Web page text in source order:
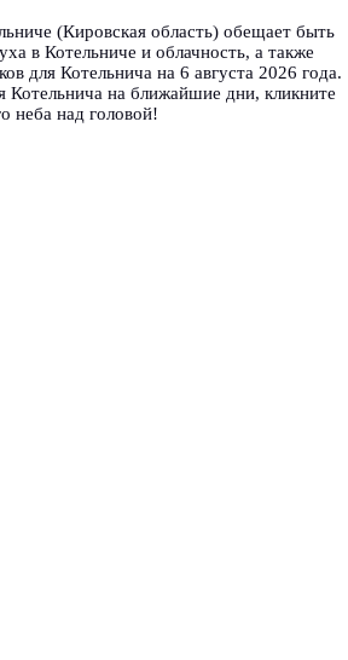
(Кировская область) обещает быть
в Котельниче и облачность, а также
для Котельнича на 6 августа 2026 года.
на ближайшие дни, кликните
неба над головой!